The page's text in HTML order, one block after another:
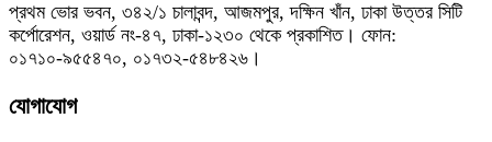
প্রথম ভোর ভবন, ৩৪২/১ চালাবন্দ, আজমপুর, দক্ষিন খাঁন, ঢাকা উত্তর সিটি
কর্পোরেশন, ওয়ার্ড নং-৪৭, ঢাকা-১২৩০ থেকে প্রকাশিত। ফোন:
০১৭১০-৯৫৫৪৭০, ০১৭৩২-৫৪৮৪২৬।
যোগাযোগ